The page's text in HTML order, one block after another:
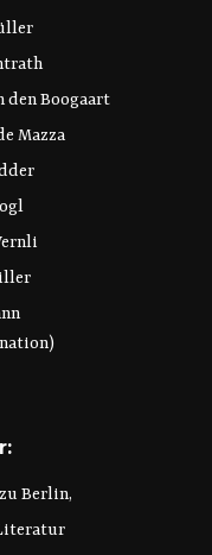
den Boogaart
Mazza
Berlin,